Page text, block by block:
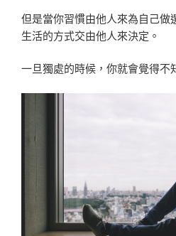
但是當你習慣由他人來為自己做
生活的方式交由他人來決定。
一旦獨處的時候，你就會覺得不